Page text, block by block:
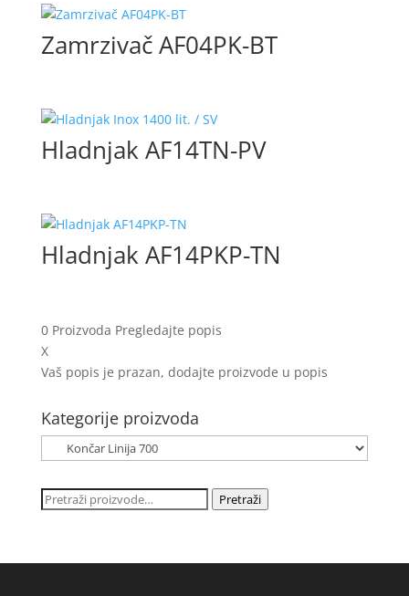
Zamrzivač AF04PK-BT
Hladnjak AF14TN-PV
Hladnjak AF14PKP-TN
0Proizvoda Pregledajte popis
X
Vaš popis je prazan, dodajte proizvode u popis
Kategorije proizvoda
Pretraži: Pretraži